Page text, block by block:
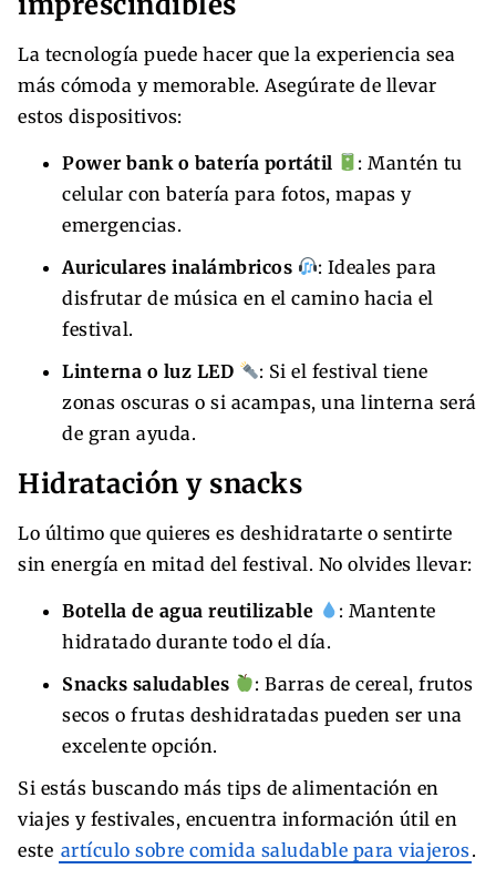
La tecnología puede hacer que la experiencia sea
más cómoda y memorable. Asegúrate de llevar
estos dispositivos:
Power bank o batería portátil
: Mantén tu
celular con batería para fotos, mapas y
emergencias.
Auriculares inalámbricos
: Ideales para
disfrutar de música en el camino hacia el
festival.
Linterna o luz LED
: Si el festival tiene
zonas oscuras o si acampas, una linterna será
de gran ayuda.
Hidratación y snacks
Lo último que quieres es deshidratarte o sentirte
sin energía en mitad del festival. No olvides llevar:
Botella de agua reutilizable
: Mantente
hidratado durante todo el día.
Snacks saludables
: Barras de cereal, frutos
secos o frutas deshidratadas pueden ser una
excelente opción.
Si estás buscando más tips de alimentación en
viajes y festivales, encuentra información útil en
este artículo sobre comida saludable para viajeros.